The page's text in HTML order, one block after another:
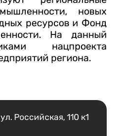
новых
ресурсов и Фонд
На данный
нацпроекта
региона.
Российская, 110 к1